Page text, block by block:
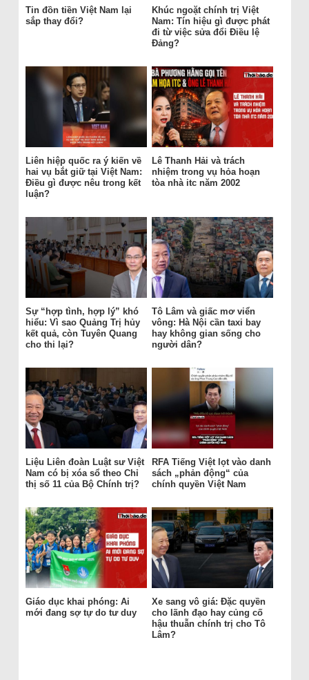
Tin đồn tiền Việt Nam lại
sắp thay đổi?
Khúc ngoặt chính trị Việt
Nam: Tín hiệu gì được phát
đi từ việc sửa đổi Điều lệ
Đảng?
Liên hiệp quốc ra ý kiến về
hai vụ bắt giữ tại Việt Nam:
Điều gì được nêu trong kết
luận?
Lê Thanh Hải và trách
nhiệm trong vụ hỏa hoạn
tòa nhà itc năm 2002
Sự “hợp tình, hợp lý” khó
hiểu: Vì sao Quảng Trị hủy
kết quả, còn Tuyên Quang
cho thi lại?
Tô Lâm và giấc mơ viển
vông: Hà Nội cần taxi bay
hay không gian sống cho
người dân?
Liệu Liên đoàn Luật sư Việt
Nam có bị xóa sổ theo Chỉ
thị số 11 của Bộ Chính trị?
RFA Tiếng Việt lọt vào danh
sách „phản động“ của
chính quyền Việt Nam
Giáo dục khai phóng: Ai
mới đang sợ tự do tư duy
Xe sang vô giá: Đặc quyền
cho lãnh đạo hay củng cố
hậu thuẫn chính trị cho Tô
Lâm?